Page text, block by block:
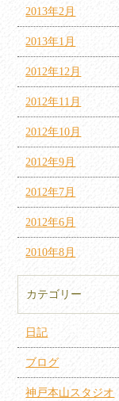
2013年2月
2013年1月
2012年12月
2012年11月
2012年10月
2012年9月
2012年7月
2012年6月
2010年8月
カテゴリー
日記
ブログ
神戸本山スタジオ